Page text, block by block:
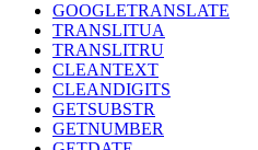
GOOGLETRANSLATE
TRANSLITUA
TRANSLITRU
CLEANTEXT
CLEANDIGITS
GETSUBSTR
GETNUMBER